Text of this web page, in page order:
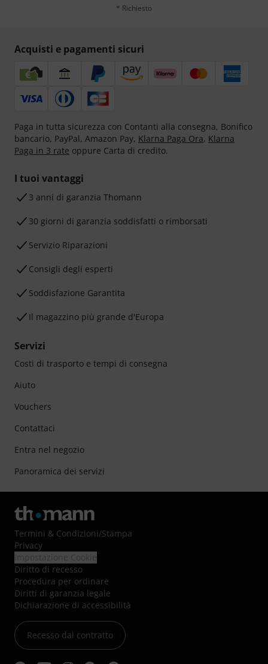
* Richiesto
Acquisti e pagamenti sicuri
Paga in tutta sicurezza con Contanti alla consegna, Bonifico
bancario, PayPal, Amazon Pay, Klarna Paga Ora, Klarna
Paga in 3 rate oppure Carta di credito.
I tuoi vantaggi
3 anni di garanzia Thomann
30 giorni di garanzia soddisfatti o rimborsati
Servizio Riparazioni
Consigli degli esperti
Soddisfazione Garantita
Il magazzino più grande d'Europa
Servizi
Costi di trasporto e tempi di consegna
Aiuto
Vouchers
Contattaci
Entra nel negozio
Panoramica dei servizi
Termini & Condizioni/Stampa
Privacy
Diritto di recesso
Procedura per ordinare
Diritti di garanzia legale
Dichiarazione di accessibilità
Recesso dal contratto